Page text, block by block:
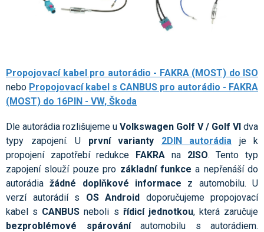
Propojovací kabel pro autorádio - FAKRA (MOST) do ISO
nebo Propojovací kabel s CANBUS pro autorádio - FAKRA
(MOST) do 16PIN - VW, Škoda
Dle autorádia rozlišujeme u Volkswagen Golf V / Golf VI dva
typy zapojení. U první varianty 2DIN autorádia je k
propojení zapotřebí redukce FAKRA na 2ISO. Tento typ
zapojení slouží pouze pro základní funkce a nepřenáší do
autorádiažádné doplňkové informace z automobilu. U
verzí autorádií s OS Android doporučujeme propojovací
kabel s CANBUS neboli s řídicí jednotkou, která zaručuje
bezproblémové spárování automobilu s autorádiem.